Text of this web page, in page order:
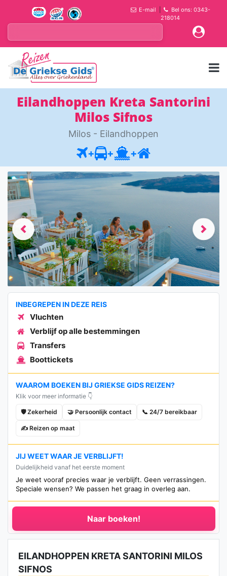
E-mail
Bel ons: 0343-
218014
Eilandhoppen Kreta Santorini
Milos Sifnos
Milos - Eilandhoppen
+ + +
Previous Next
INBEGREPEN IN DEZE REIS
Vluchten
Verblijf op alle bestemmingen
Transfers
Boottickets
WAAROM BOEKEN BIJ GRIEKSE GIDS REIZEN?
Klik voor meer informatie 👇
🛡️ Zekerheid 🤝 Persoonlijk contact 📞 24/7 bereikbaar
✍️ Reizen op maat
JIJ WEET WAAR JE VERBLIJFT!
Duidelijkheid vanaf het eerste moment
Je weet vooraf precies waar je verblijft. Geen verrassingen.
Speciale wensen? We passen het graag in overleg aan.
Naar boeken!
EILANDHOPPEN KRETA SANTORINI MILOS
SIFNOS